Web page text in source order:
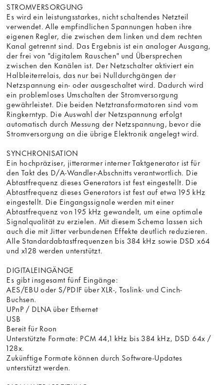
STROMVERSORGUNG
Es wird ein leistungsstarkes, nicht schaltendes Netzteil
verwendet. Alle empfindlichen Spannungen haben ihre
eigenen Regler, die zwischen dem linken und dem rechten
Kanal getrennt sind. Das Ergebnis ist ein analoger Ausgang,
der frei von "digitalem Rauschen" und Übersprechen
zwischen den Kanälen ist. Der Netzschalter aktiviert ein
Halbleiterrelais, das nur bei Nulldurchgängen der
Netzspannung ein- oder ausgeschaltet wird. Dadurch wird
ein problemloses Umschalten der Stromversorgung
gewährleistet. Die beiden Netztransformatoren sind vom
Ringkerntyp. Die Auswahl der Netzspannung erfolgt
automatisch durch Messung der Netzspannung, bevor die
Stromversorgung an die übrige Elektronik angelegt wird.
SYNCHRONISATION
Ein hochpräziser, jitterarmer interner Taktgenerator ist für
den Takt des D/A-Wandler-Abschnitts verantwortlich. Die
Abtastfrequenz dieses Generators ist fest eingestellt. Die
Abtastfrequenz dieses Generators ist fest auf etwa 195 kHz
eingestellt. Die Eingangssignale werden mit einer
Abtastfrequenz von 195 kHz gewandelt, um eine optimale
Signalqualität zu erzielen. Mit diesem Schema lassen sich
auch die mit Jitter verbundenen Effekte deutlich reduzieren.
Alle Standardabtastfrequenzen bis 384 kHz sowie DSD x64
und x128 werden unterstützt.
DIGITALEINGÄNGE
Es gibt insgesamt fünf Eingänge:
AES/EBU oder S/PDIF über XLR-, Toslink- und Cinch-
Buchsen.
UPnP / DLNA über Ethernet
USB
Bereit für Roon
Unterstützte Formate: PCM 44,1 kHz bis 384 kHz, DSD 64x /
128x.
Zukünftige Formate können durch Software-Updates
unterstützt werden.